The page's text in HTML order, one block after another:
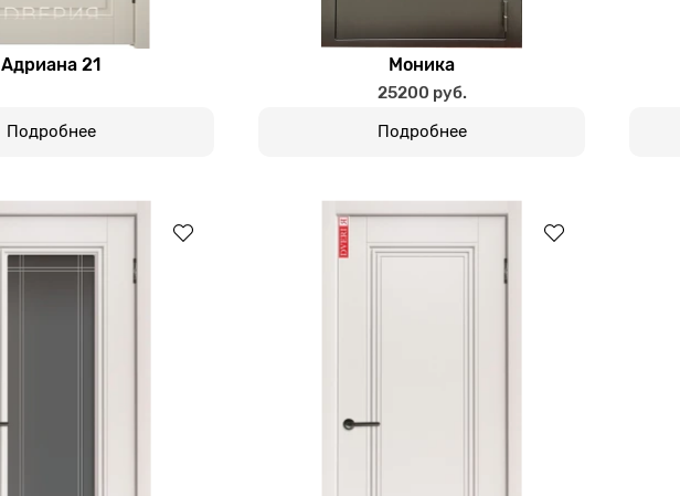
Адриана 21
Подробнее
Моника
25200 руб.
Подробнее